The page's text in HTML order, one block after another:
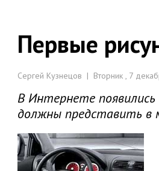
Первые
Сергей Кузнецов | Вторник , 7
В Интернете появились
должны представить в